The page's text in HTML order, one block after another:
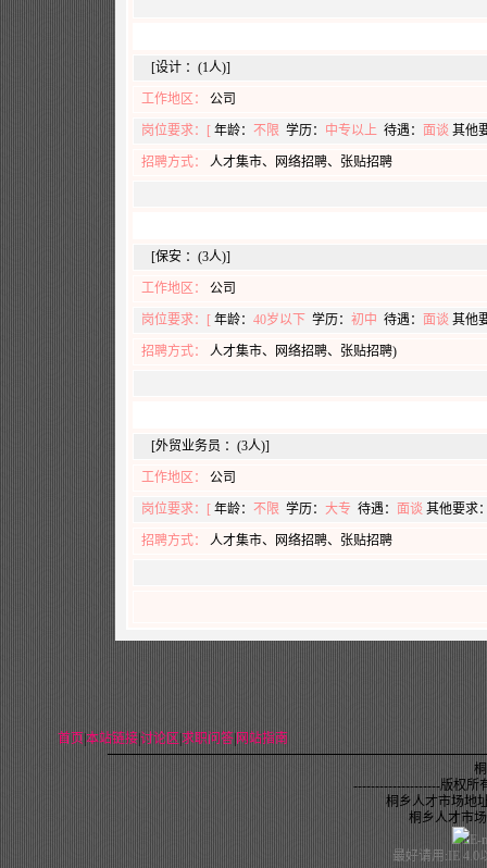
[设计 ：(1人)]
工作地区： 公司
岗位要求：[ 年龄： 不限 学历： 中专以上 待遇： 面谈 其他
招聘方式： 人才集市、网络招聘、张贴招聘
[保安 ：(3人)]
工作地区： 公司
岗位要求：[ 年龄： 40岁以下 学历： 初中 待遇： 面谈 其他
招聘方式： 人才集市、网络招聘、张贴招聘)
[外贸业务员 ：(3人)]
工作地区： 公司
岗位要求：[ 年龄： 不限 学历： 大专 待遇： 面谈 其他要求
招聘方式： 人才集市、网络招聘、张贴招聘
首页 本站链接讨论区 求职问答 网站指南
--------------------版权所
桐乡人才市场地
桐乡人才市
最好请用:IE 4.0